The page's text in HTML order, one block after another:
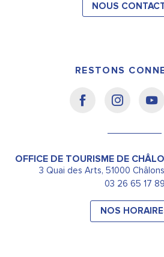
NOUS
RESTONS
OFFICE DE TOURISME DE
3 Quai des Arts, 51000
03 26 65 17 89
NOS